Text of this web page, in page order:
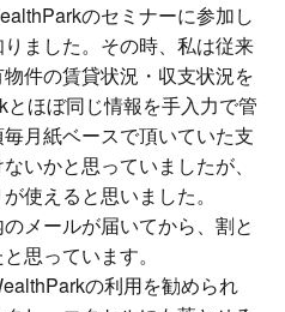
のセミナーに参加し
ました。その時、私は従来
件の賃貸状況・収支状況を
ほぼ同じ情報を手入力で管
月紙ベースで頂いていた支
いかと思っていましたが、
使えると思いました。
メールが届いてから、割と
思っています。
の利用を勧められ